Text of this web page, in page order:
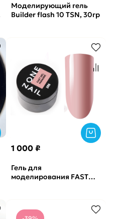
Моделирующий гель
Builder flash 10 TSN, 30гр
1 000 ₽
Гель для
моделирования FAST